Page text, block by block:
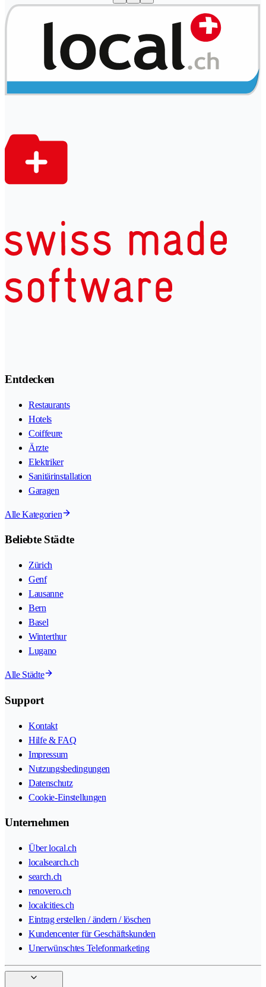
Entdecken
Restaurants
Hotels
Coiffeure
Ärzte
Elektriker
Sanitärinstallation
Garagen
Alle Kategorien
Beliebte Städte
Zürich
Genf
Lausanne
Bern
Basel
Winterthur
Lugano
Alle Städte
Support
Kontakt
Hilfe & FAQ
Impressum
Nutzungsbedingungen
Datenschutz
Cookie-Einstellungen
Unternehmen
Über local.ch
localsearch.ch
search.ch
renovero.ch
localcities.ch
Eintrag erstellen / ändern / löschen
Kundencenter für Geschäftskunden
Unerwünschtes Telefonmarketing